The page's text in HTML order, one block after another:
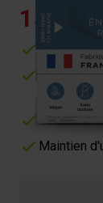
15,90 €
Contribue
Contribue
normales
Réduit la
Maintien